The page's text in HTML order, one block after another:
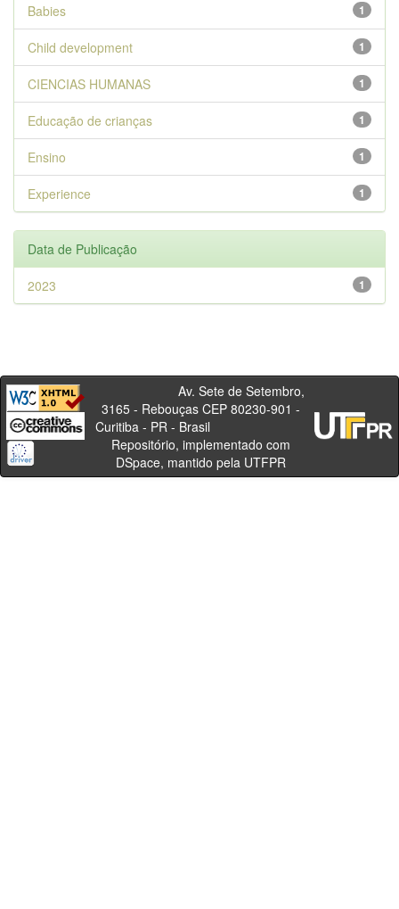
1
Babies
1
Child development
1
CIENCIAS HUMANAS
1
Educação de crianças
1
Ensino
1
Experience
Data de Publicação
1
2023
Av. Sete de Setembro,
3165 - Rebouças CEP 80230-901 -
Curitiba - PR - Brasil
Repositório, implementado com
DSpace, mantido pela UTFPR